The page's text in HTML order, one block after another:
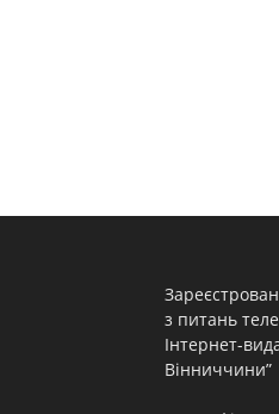
з питань
Інтернет-
Вінниччини”